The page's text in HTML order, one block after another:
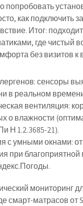
попробовать
как подключить
Итог:
где чистый
без визитов к
сенсоры
в реальном
вентиляция:
о влажности
Н 1.2.3685-21).
с умными окнами:
при благоприятной
мониторинг
смарт-матрасов от